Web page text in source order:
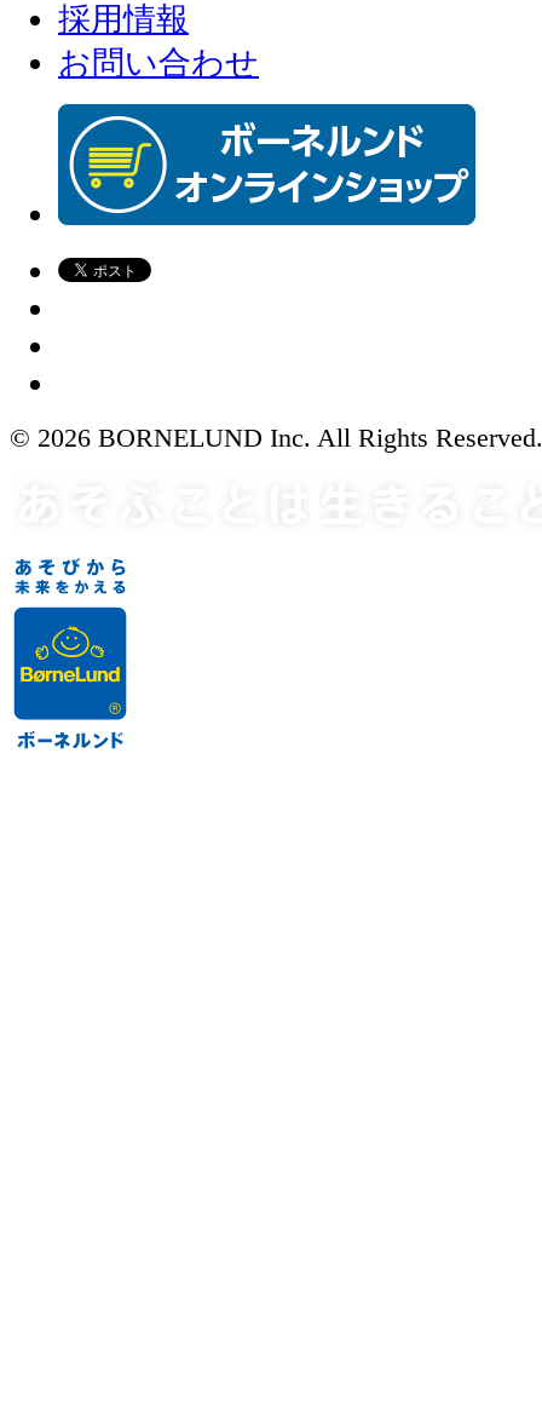
採用情報
お問い合わせ
© 2026 BORNELUND Inc. All Rights Reserved.